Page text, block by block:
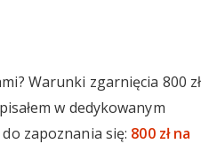
Warunki zgarnięcia 800 zł
w dedykowanym
zapoznania się: 800 zł na